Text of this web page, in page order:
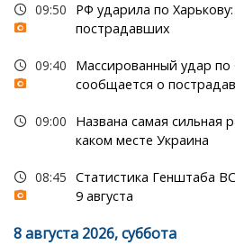
09:50
РФ ударила по
пострадавших
09:40
Массированный удар по
сообщается о
09:00
Названа самая сильная
каком месте Украина
08:45 Статистика Генштаба
9 августа
8 августа 2026, суббота